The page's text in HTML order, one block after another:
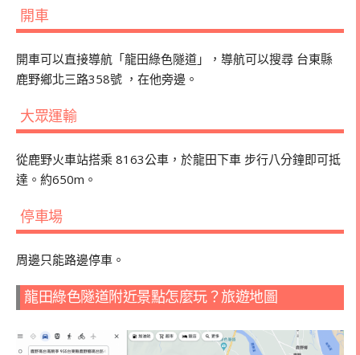
開車
開車可以直接導航「龍田綠色隧道」，導航可以搜尋 台東縣
鹿野鄉北三路358號 ，在他旁邊。
大眾運輸
從鹿野火車站搭乘 8163公車，於龍田下車 步行八分鐘即可抵
達。約650m 。
停車場
周邊只能路邊停車。
龍田綠色隧道附近景點怎麼玩？旅遊地圖